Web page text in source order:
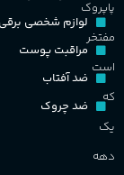
اکسترکت دو پرفیوم
گروه بویایی
پاپروک
مفتخر
است
که
یک
دهه
لوازم شخصی برقی
مراقبت پوست
ضد آفتاب
ضد چروک